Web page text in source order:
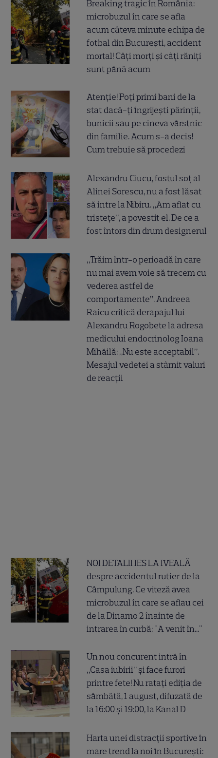
Breaking tragic în România:
microbuzul în care se afla
acum câteva minute echipa de
fotbal din București, accident
mortal! Câți morți și câți răniți
sunt până acum
Atenție! Poți primi bani de la
stat dacă-ți îngrijești părinții,
bunicii sau pe cineva vârstnic
din familie. Acum s-a decis!
Cum trebuie să procedezi
Alexandru Ciucu, fostul soț al
Alinei Sorescu, nu a fost lăsat
să intre la Nibiru. „Am aflat cu
tristețe”, a povestit el. De ce a
fost întors din drum designerul
„Trăim într-o perioadă în care
nu mai avem voie să trecem cu
vederea astfel de
comportamente”. Andreea
Raicu critică derapajul lui
Alexandru Rogobete la adresa
medicului endocrinolog Ioana
Mihăilă: „Nu este acceptabil”.
Mesajul vedetei a stârnit valuri
de reacții
NOI DETALII IES LA IVEALĂ
despre accidentul rutier de la
Câmpulung. Ce viteză avea
microbuzul în care se aflau cei
de la Dinamo 2 înainte de
intrarea în curbă: "A venit în..."
Un nou concurent intră în
„Casa iubirii” și face furori
printre fete! Nu ratați ediția de
sâmbătă, 1 august, difuzată de
la 16:00 și 19:00, la Kanal D
Harta unei distracții sportive în
mare trend la noi în București: